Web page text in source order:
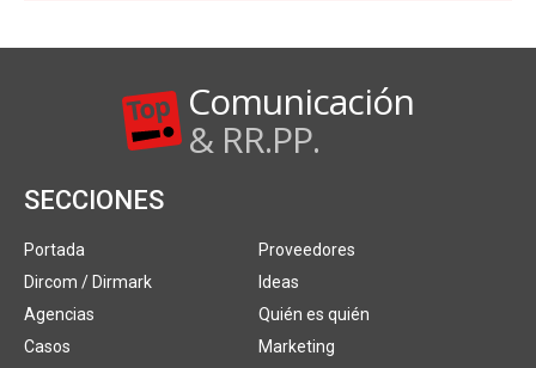
Comunicación
& RR.PP.
SECCIONES
Portada
Dircom / Dirmark
Agencias
Casos
Proveedores
Ideas
Quién es quién
Marketing